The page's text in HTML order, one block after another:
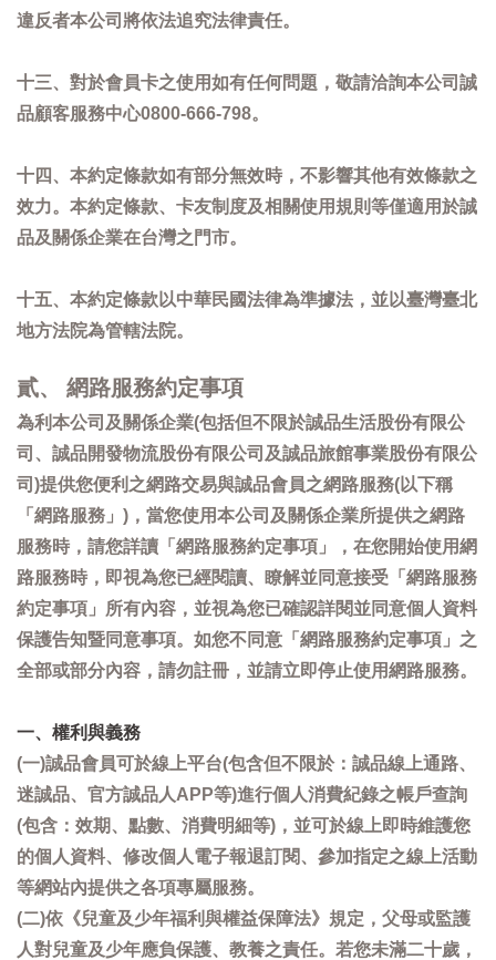
違反者本公司將依法追究法律責任。
十三、對於會員卡之使用如有任何問題，敬請洽詢本公司誠
品顧客服務中心0800-666-798。
十四、本約定條款如有部分無效時，不影響其他有效條款之
效力。本約定條款、卡友制度及相關使用規則等僅適用於誠
品及關係企業在台灣之門市。
十五、本約定條款以中華民國法律為準據法，並以臺灣臺北
地方法院為管轄法院。
貳、 網路服務約定事項
為利本公司及關係企業(包括但不限於誠品生活股份有限公
司、誠品開發物流股份有限公司及誠品旅館事業股份有限公
司)提供您便利之網路交易與誠品會員之網路服務(以下稱
「網路服務」)，當您使用本公司及關係企業所提供之網路
服務時，請您詳讀「網路服務約定事項」，在您開始使用網
路服務時，即視為您已經閱讀、瞭解並同意接受「網路服務
約定事項」所有內容，並視為您已確認詳閱並同意個人資料
保護告知暨同意事項。如您不同意「網路服務約定事項」之
全部或部分內容，請勿註冊，並請立即停止使用網路服務。
一、權利與義務
(一)誠品會員可於線上平台(包含但不限於：誠品線上通路、
迷誠品、官方誠品人APP等)進行個人消費紀錄之帳戶查詢
(包含：效期、點數、消費明細等)，並可於線上即時維護您
的個人資料、修改個人電子報退訂閱、參加指定之線上活動
等網站內提供之各項專屬服務。
(二)依《兒童及少年福利與權益保障法》規定，父母或監護
人對兒童及少年應負保護、教養之責任。若您未滿二十歲，